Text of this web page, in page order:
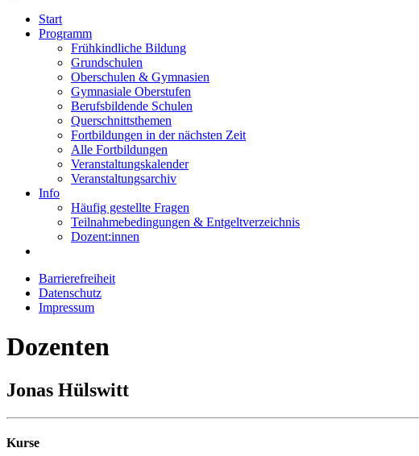
Start
Programm
Frühkindliche Bildung
Grundschulen
Oberschulen & Gymnasien
Gymnasiale Oberstufen
Berufsbildende Schulen
Querschnittsthemen
Fortbildungen in der nächsten Zeit
Alle Fortbildungen
Veranstaltungskalender
Veranstaltungsarchiv
Info
Häufig gestellte Fragen
Teilnahmebedingungen & Entgeltverzeichnis
Dozent:innen
Barrierefreiheit
Datenschutz
Impressum
Dozenten
Jonas Hülswitt
Kurse